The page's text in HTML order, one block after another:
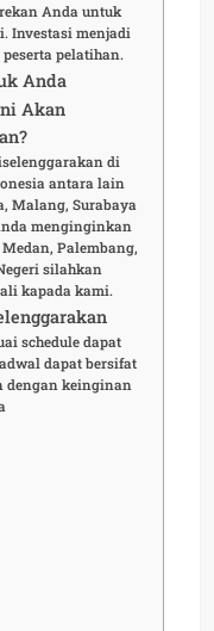
Anda untuk
Investasi menjadi
pelatihan.
Anda
Akan
di
antara lain
Malang, Surabaya
menginginkan
Palembang,
silahkan
kapada kami.
schedule dapat
dapat bersifat
dengan keinginan